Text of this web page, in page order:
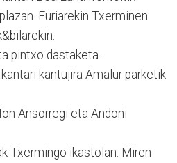
Euriarekin Txerminen.
pintxo dastaketa.
kantujira Amalur parketik
Ansorregi eta Andoni
Txermingo ikastolan: Miren